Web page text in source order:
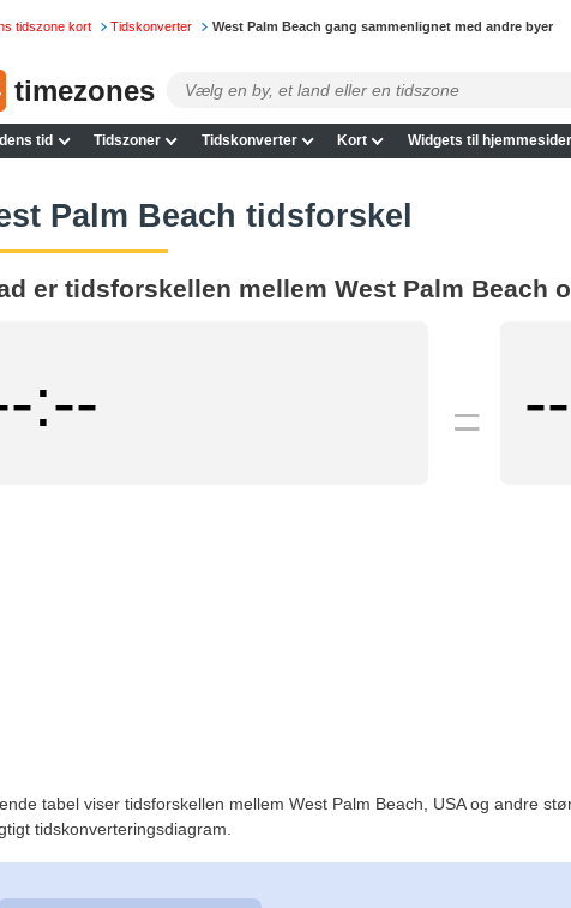
tidszone kort Tidskonverter West Palm Beach gang sammenlignet med andre byer
timezones
tid Tidszoner Tidskonverter Kort Widgets til
Palm Beach tidsforskel
er tidsforskellen mellem West Palm Beach
:-- =
tabel viser tidsforskellen mellem West Palm Beach, USA og andre
tidskonverteringsdiagram.